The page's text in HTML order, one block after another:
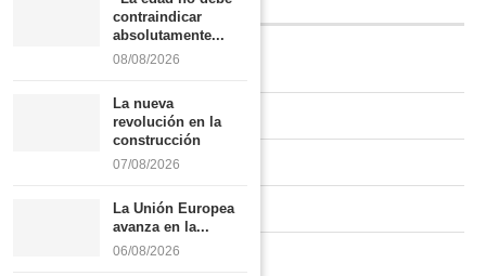
INVESTIGACIÓN
HÁBITAT RURAL
UNIVERSIDAD
MUNDO ACTUAL
PAISES NUVE
contraindicar
absolutamente...
08/08/2026
La nueva
revolución en la
construcción
07/08/2026
La Unión Europea
avanza en la...
06/08/2026